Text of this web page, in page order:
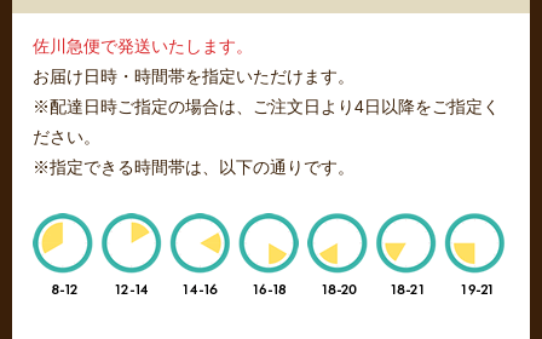
佐川急便で発送いたします。
お届け日時・時間帯を指定いただけます。
※配達日時ご指定の場合は、ご注文日より4日以降をご指定く
ださい。
※指定できる時間帯は、以下の通りです。